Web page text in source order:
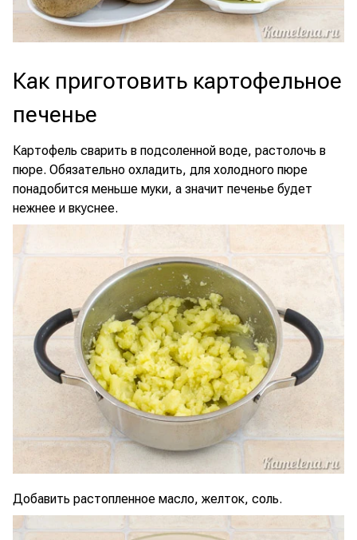
Как приготовить картофельное
печенье
Картофель сварить в подсоленной воде, растолочь в
пюре. Обязательно охладить, для холодного пюре
понадобится меньше муки, а значит печенье будет
нежнее и вкуснее.
Добавить растопленное масло, желток, соль.